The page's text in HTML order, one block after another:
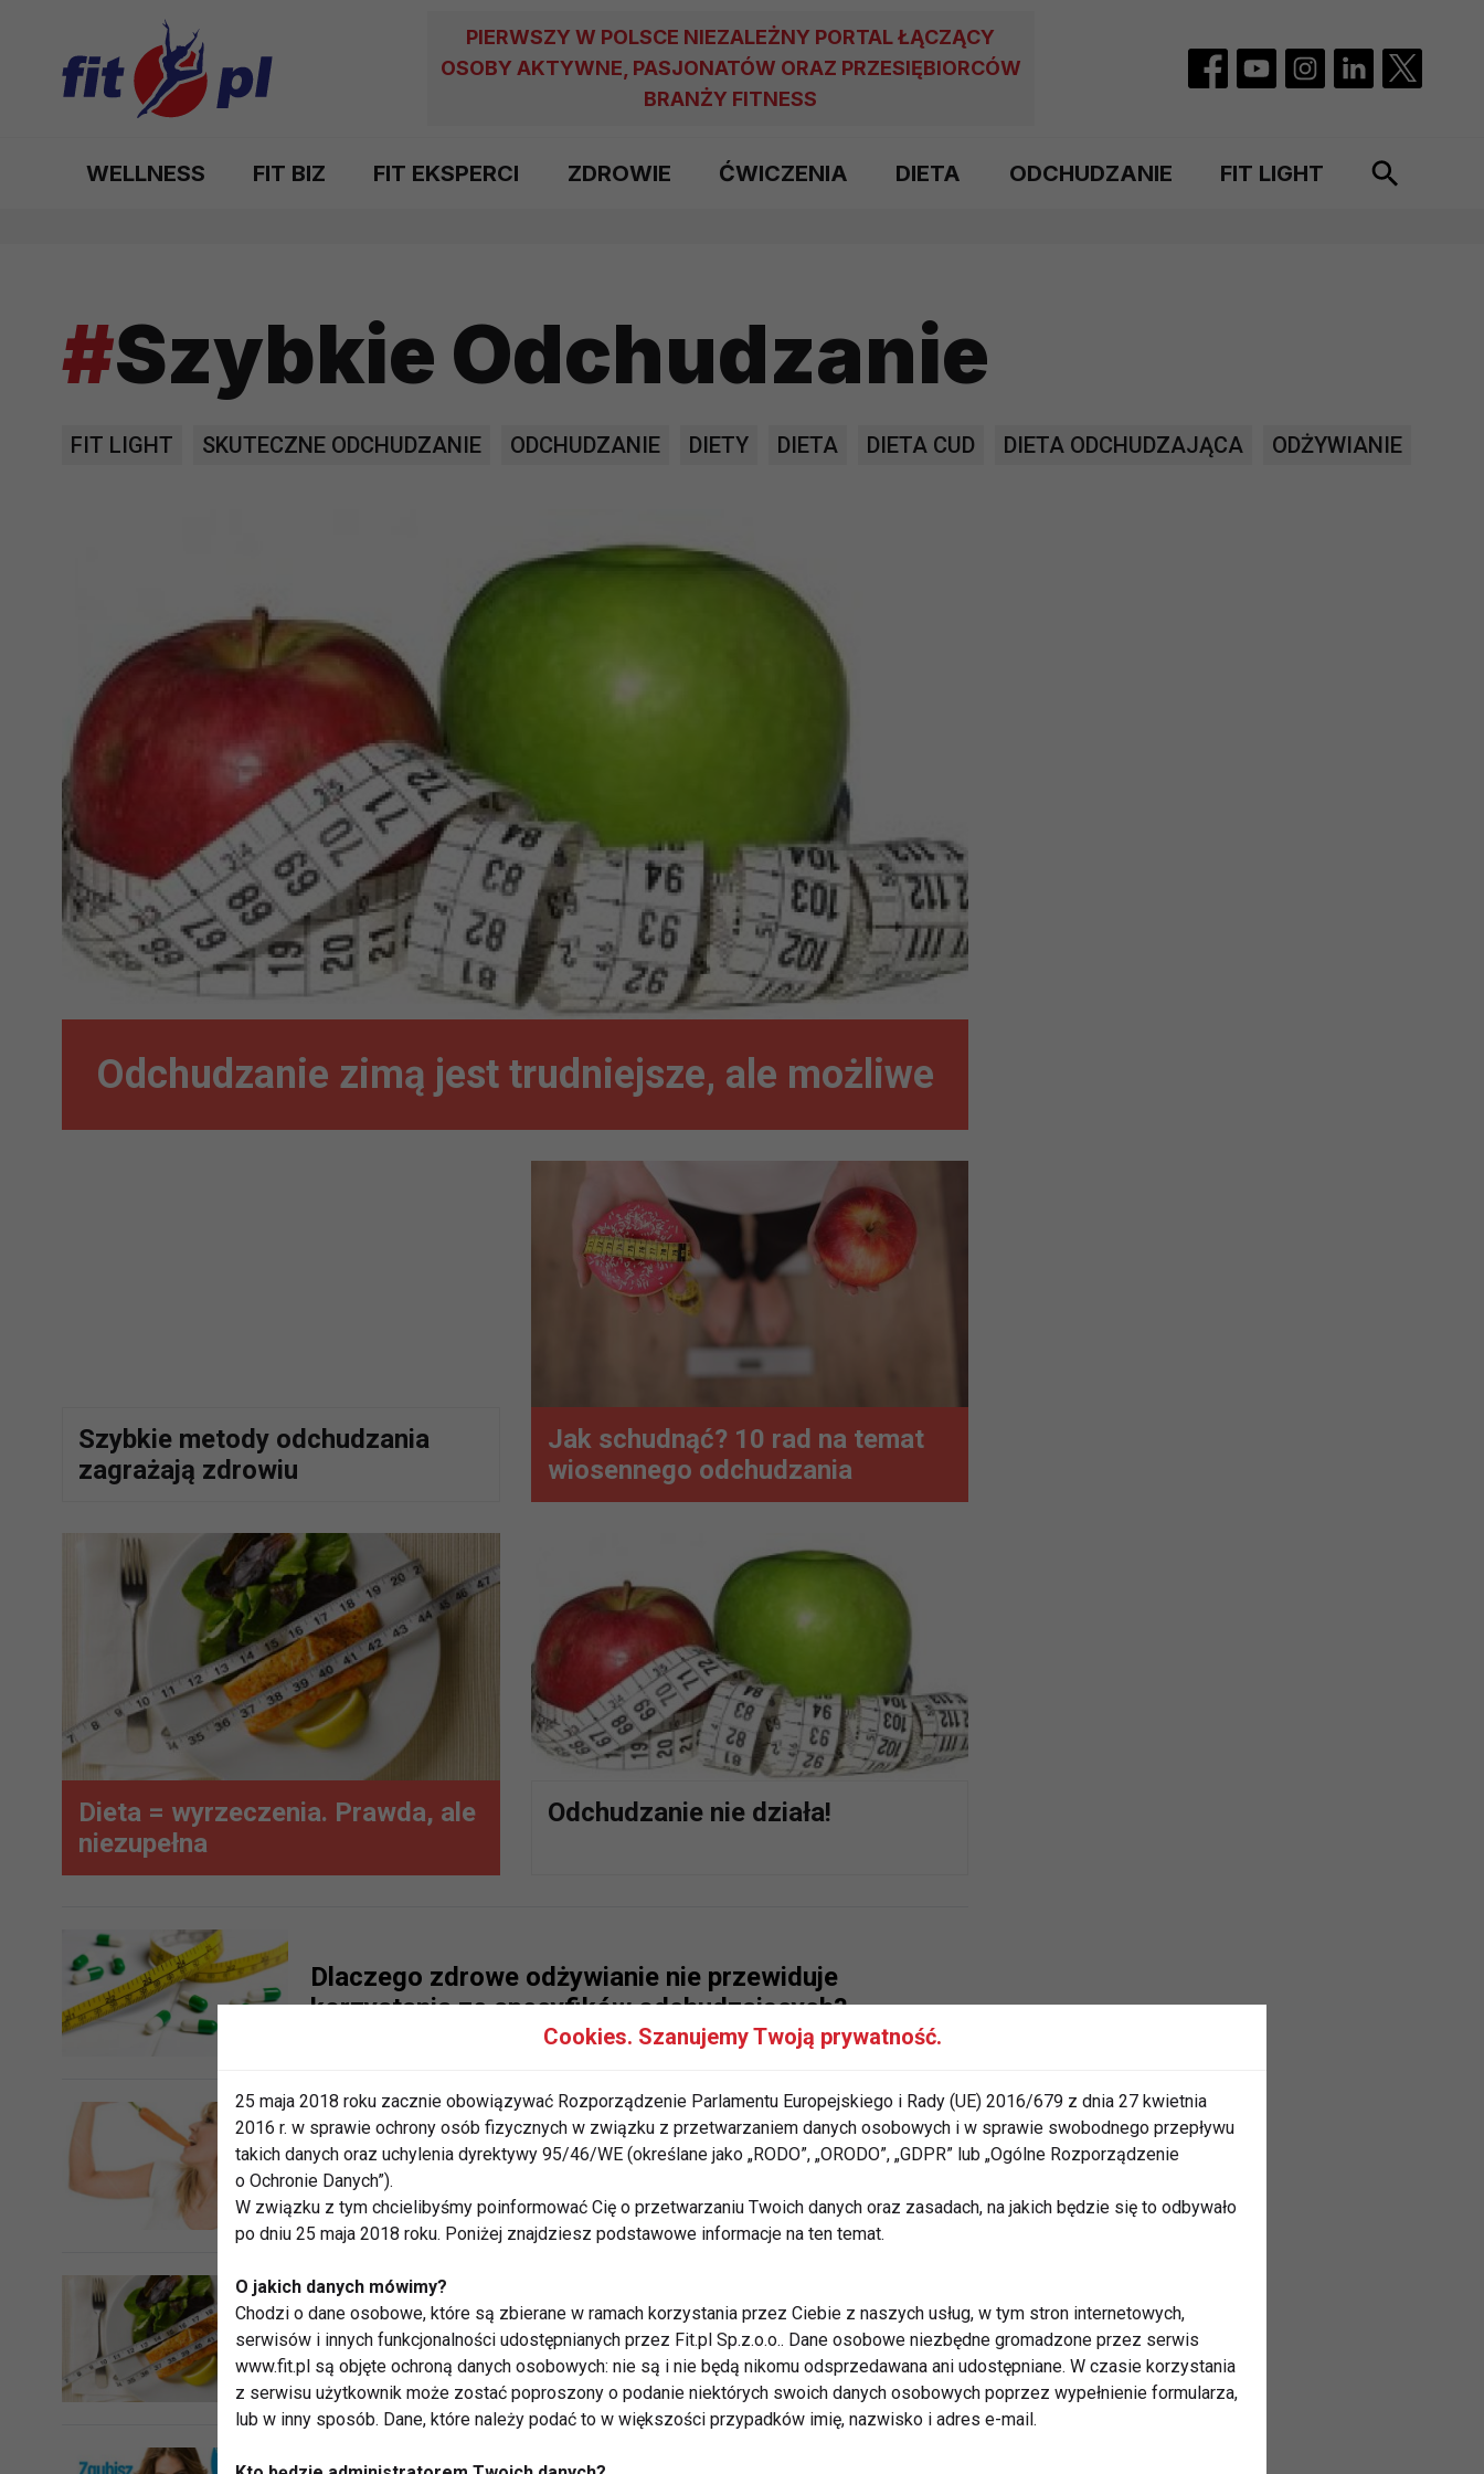
PIERWSZY W POLSCE NIEZALEŻNY PORTAL ŁĄCZĄCY
OSOBY AKTYWNE, PASJONATÓW ORAZ PRZESIĘBIORCÓW
BRANŻY FITNESS
WELLNESS FIT BIZ FIT EKSPERCI ZDROWIE ĆWICZENIA DIETA ODCHUDZANIE FIT LIGHT
#Szybkie Odchudzanie
FIT LIGHT SKUTECZNE ODCHUDZANIE ODCHUDZANIE DIETY DIETA DIETA CUD DIETA ODCHUDZAJĄCA ODŻYWIANIE
Odchudzanie zimą jest trudniejsze, ale możliwe
Szybkie metody odchudzania
zagrażają zdrowiu
Jak schudnąć? 10 rad na temat
wiosennego odchudzania
Dieta = wyrzeczenia. Prawda, ale
niezupełna
Odchudzanie nie działa!
Dlaczego zdrowe odżywianie nie przewiduje
korzystania ze specyfików odchudzających?
Wilczy głód na dietę cud
Dieta = wyrzeczenia. Prawda, ale niezupełna
Cookies. Szanujemy Twoją prywatność.
25 maja 2018 roku zacznie obowiązywać Rozporządzenie Parlamentu Europejskiego i Rady (UE) 2016/679 z dnia 27 kwietnia
2016 r. w sprawie ochrony osób fizycznych w związku z przetwarzaniem danych osobowych i w sprawie swobodnego przepływu
takich danych oraz uchylenia dyrektywy 95/46/WE (określane jako „RODO”, „ORODO”, „GDPR” lub „Ogólne Rozporządzenie
o Ochronie Danych”).
W związku z tym chcielibyśmy poinformować Cię o przetwarzaniu Twoich danych oraz zasadach, na jakich będzie się to odbywało
po dniu 25 maja 2018 roku. Poniżej znajdziesz podstawowe informacje na ten temat.
O jakich danych mówimy?
Chodzi o dane osobowe, które są zbierane w ramach korzystania przez Ciebie z naszych usług, w tym stron internetowych,
serwisów i innych funkcjonalności udostępnianych przez Fit.pl Sp.z.o.o.. Dane osobowe niezbędne gromadzone przez serwis
www.fit.pl są objęte ochroną danych osobowych: nie są i nie będą nikomu odsprzedawana ani udostępniane. W czasie korzystania
z serwisu użytkownik może zostać poproszony o podanie niektórych swoich danych osobowych poprzez wypełnienie formularza,
lub w inny sposób. Dane, które należy podać to w większości przypadków imię, nazwisko i adres e-mail.